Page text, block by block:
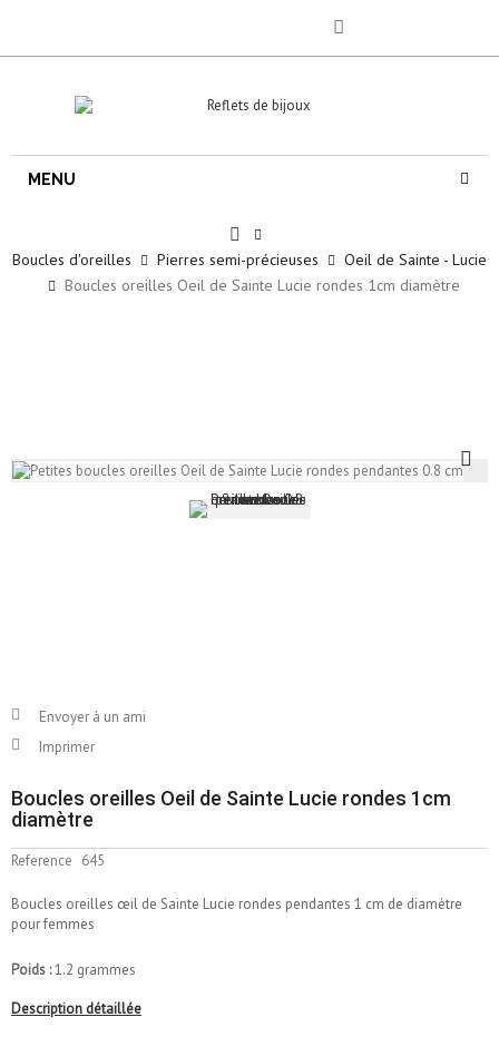
MENU
Boucles d'oreilles Pierres semi-précieuses
Oeil de Sainte - Lucie
Boucles oreilles Oeil de Sainte Lucie rondes 1cm diamètre
Envoyer à un ami
Imprimer
Boucles oreilles Oeil de Sainte Lucie rondes 1cm
diamètre
Reference 645
Boucles oreilles œil de Sainte Lucie rondes pendantes 1 cm de diamètre
pour femmes
Poids :1.2 grammes
Description détaillée